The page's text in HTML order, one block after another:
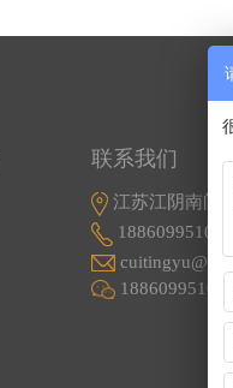
联系我们
江苏江阴南闸
18860995107
18860995107